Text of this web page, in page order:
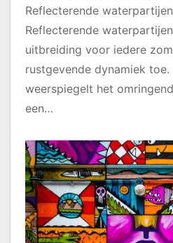
Reflecterende
Reflecterende
uitbreiding voor iedere
rustgevende dynamiek
weerspiegelt het
een…